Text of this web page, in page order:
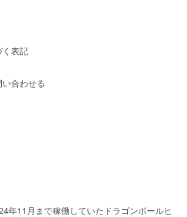
表記
合わせる
年11月まで稼働していたドラゴンボールヒ